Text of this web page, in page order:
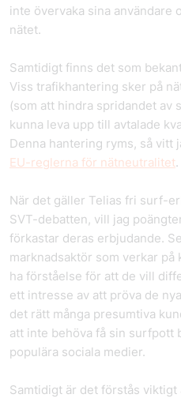
inte övervaka sina användare
nätet.
Samtidigt finns det som
Viss trafikhantering sker på
(som att hindra spridandet av
kunna leva upp till avtalade
Denna hantering ryms, så vitt
EU-reglerna för nätneutralitet.
När det gäller Telias fri surf-
SVT-debatten, vill jag
förkastar deras erbjudande.
marknadsaktör som verkar
ha förståelse för att de vill
ett intresse av att pröva de
det rätt många presumtiva
att inte behöva få sin surfpott
populära sociala medier.
Samtidigt är det förstås